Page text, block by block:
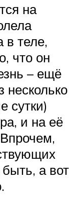
на
в теле,
что он
– ещё
несколько
сутки)
и на её
а вот